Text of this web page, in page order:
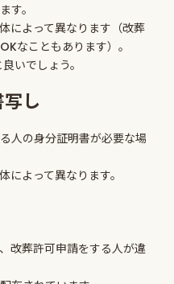
す。
によって異なります（改葬
なこともあります）。
いでしょう。
し
人の身分証明書が必要な場
によって異なります。
改葬許可申請をする人が違